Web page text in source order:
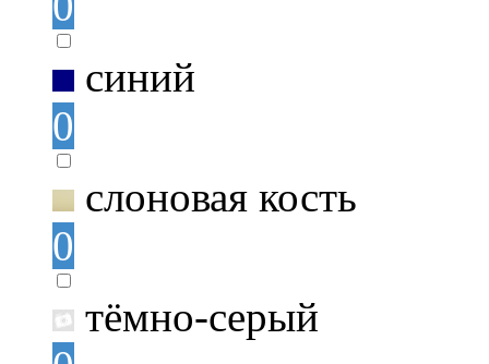
синий
0
слоновая кость
0
тёмно-серый